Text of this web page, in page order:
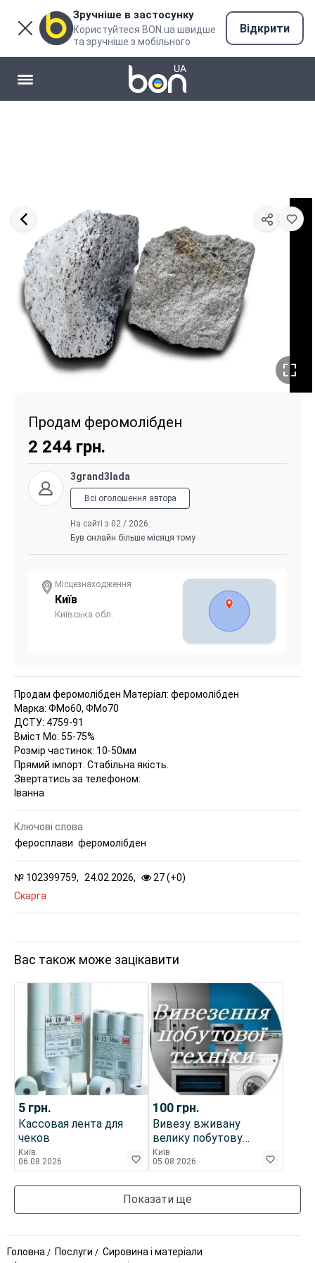
Зручніше в застосунку
Користуйтеся BON.ua швидше
та зручніше з мобільного
Відкрити
Продам феромолібден
2 244 грн.
3grand3lada
Всі оголошення автора
На сайті з 02 / 2026
Був онлайн більше місяця тому
Місцезнаходження
Київ
Київська обл.
Продам феромолібден Матеріал: феромолібден
Марка: ФМо60, ФМо70
ДСТУ: 4759-91
Вміст Мо: 55-75%
Розмір частинок: 10-50мм
Прямий імпорт. Стабільна якість.
Звертатись за телефоном:
Іванна
№ 102399759, 24.02.2026, 27 (+0)
Скарга
Ключові слова
феросплави феромолібден
Вас також може зацікавити
5 грн.
Кассовая лента для
чеков
Київ
06.08.2026
100 грн.
Вивезу вживану
велику побутову
домашню техніку
(робочу і ні)
Київ
05.08.2026
Показати ще
Головна Послуги
Сировина і матеріали